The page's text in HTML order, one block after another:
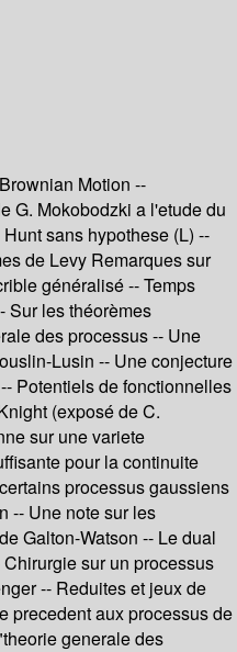
Motion --
G. Mokobodzki a l'etude du
sans hypothese (L) --
de Levy Remarques sur
généralisé -- Temps
Sur les théorèmes
des processus -- Une
Lusin -- Une conjecture
Potentiels de fonctionnelles
(exposé de C.
sur une variete
pour la continuite
processus gaussiens
-- Une note sur les
Galton-Watson -- Le dual
sur un processus
-- Reduites et jeux de
precedent aux processus de
generale des